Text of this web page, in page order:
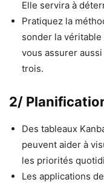
Elle servira à
Pratiquez la
sonder la
vous assurer
trois.
2/
Des tableaux
peuvent aider à
les priorités
Les applications